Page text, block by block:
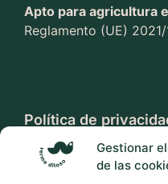
Gestionar
de las
Apto para agricultura
Reglamento (UE) 2021/
Política de
Aviso legal